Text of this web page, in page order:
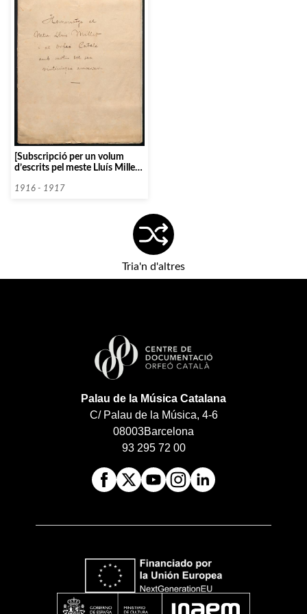
[Subscripció per un volum
d’escrits pel meste Lluís Millet i
aniversari de l’Orfeó Català]
1916 - 1917
Tria'n d'altres
Palau de la Música Catalana
C/ Palau de la Música, 4-6
08003Barcelona
93 295 72 00